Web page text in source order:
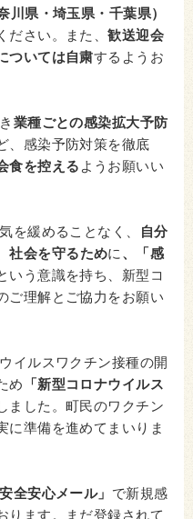
川県・埼玉県・千葉県）
ください。また、歓送迎会
ついては自粛するようお
業種ごとの感染拡大予防
、感染予防対策を徹底
食を控える ようお願いい
を緩めることなく、
自分
、社会を守るために 、「感
いう意識を持ち、新型コ
ご理解とご協力をお願い
イルスワクチン接種の開
め
「新型コロナウイルス
ました。町民のワクチン
に準備を進めてまいりま
全安心メール」 で新規感
ります。まだ登録されて